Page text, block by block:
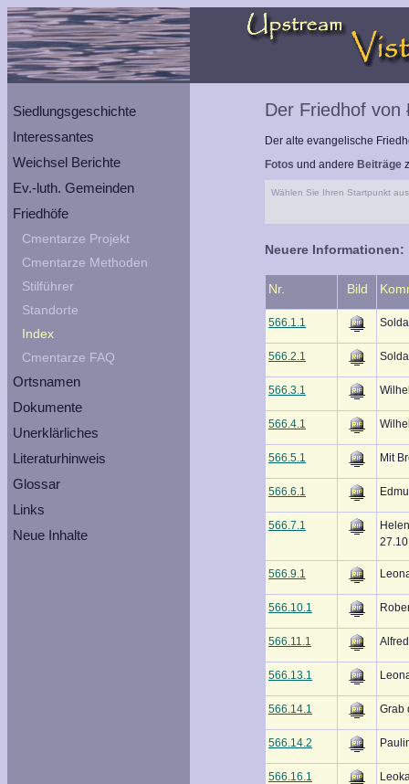
Siedlungsgeschichte
Interessantes
Weichsel Berichte
Ev.-luth. Gemeinden
Friedhöfe
Cmentarze Projekt
Cmentarze Methoden
Stilführer
Standorte
Index
Cmentarze FAQ
Ortsnamen
Dokumente
Unerklärliches
Literaturhinweis
Glossar
Links
Neue Inhalte
Der Friedhof von
Der alte evangelische
Fotos und andere Beiträge
Wählen Sie Ihren Startpunkt
Neuere Informationen:
Nr. Bild
566.1.1
566.2.1
566.3.1
566.4.1
566.5.1 Mit
566.6.1
566.7.1
566.9.1
566.10.1
566.11.1
566.13.1
566.14.1 Grab
566.14.2
566.16.1